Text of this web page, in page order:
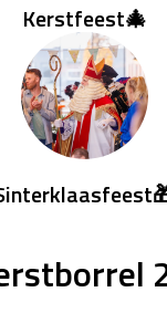
Kerstfeest🎄